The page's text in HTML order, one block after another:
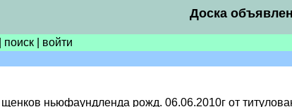
Доска
поиск войти
щенков ньюфаундленда рожд. 06.06.2010г от